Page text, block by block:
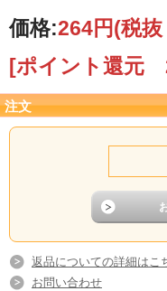
価格:264円(税
[ポイント還元
注文
返品についての詳細はこ
お問い合わせ